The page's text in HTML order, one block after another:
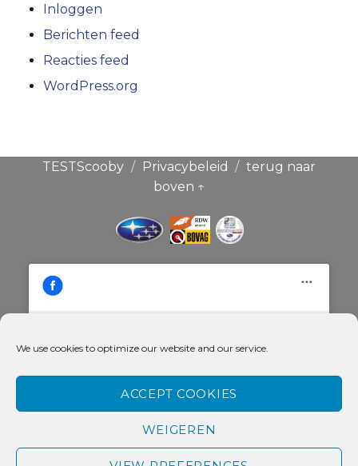
We use cookies to optimize our website and our service.
ACCEPT COOKIES
WEIGEREN
Inloggen
Berichten feed
Reacties feed
WordPress.org
TESTScooby Privacybeleid
terug naar
boven ↑
Broekauto & Scoobysport®